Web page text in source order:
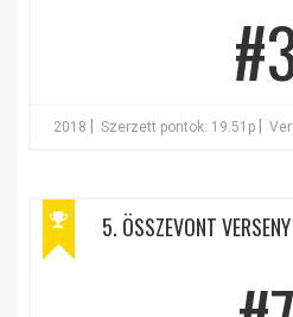
2018 Szerzett pontok: 19.51p
5. ÖSSZEVONT